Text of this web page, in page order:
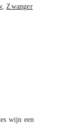
,Zwanger
wijn een